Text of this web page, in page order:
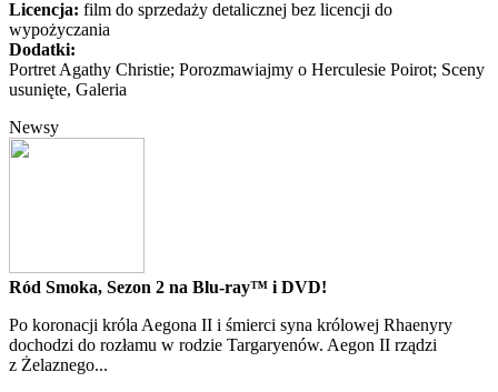
Licencja: film do sprzedaży detalicznej bez licencji do
wypożyczania
Dodatki:
Portret Agathy Christie; Porozmawiajmy o Herculesie Poirot; Sceny
usunięte, Galeria
Newsy
Ród Smoka, Sezon 2 na Blu-ray™ i DVD!
Po koronacji króla Aegona II i śmierci syna królowej Rhaenyry
dochodzi do rozłamu w rodzie Targaryenów. Aegon II rządzi
z Żelaznego...